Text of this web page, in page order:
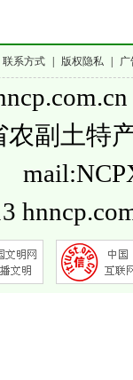
联系方式 版权隐私 广
副土特